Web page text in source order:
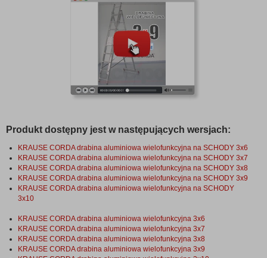
Produkt dostępny jest w następujących wersjach:
KRAUSE CORDA drabina aluminiowa wielofunkcyjna na SCHODY 3x6
KRAUSE CORDA drabina aluminiowa wielofunkcyjna na SCHODY 3x7
KRAUSE CORDA drabina aluminiowa wielofunkcyjna na SCHODY 3x8
KRAUSE CORDA drabina aluminiowa wielofunkcyjna na SCHODY 3x9
KRAUSE CORDA drabina aluminiowa wielofunkcyjna na SCHODY
3x10
KRAUSE CORDA drabina aluminiowa wielofunkcyjna 3x6
KRAUSE CORDA drabina aluminiowa wielofunkcyjna 3x7
KRAUSE CORDA drabina aluminiowa wielofunkcyjna 3x8
KRAUSE CORDA drabina aluminiowa wielofunkcyjna 3x9